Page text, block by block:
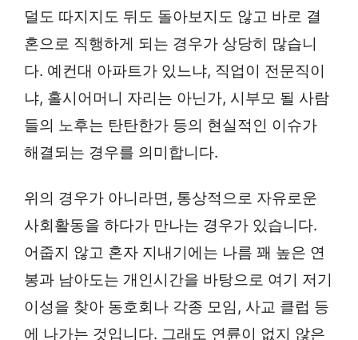
덜도 따지지도 뒤도 돌아보지도 않고 바로 결
혼으로 직행하게 되는 경우가 상당히 많습니
다. 예컨대 아파트가 있느냐, 직업이 전문직이
냐, 홀시어머니 자리는 아닌가, 시부모 될 사람
들의 노후는 탄탄한가 등의 현실적인 이슈가
해결되는 경우를 의미합니다.
위의 경우가 아니라면, 통상적으로 자유로운
사회활동을 하다가 만나는 경우가 있습니다.
어줍지 않고 혼자 지내기에는 나름 꽤 높은 연
봉과 남아도는 개인시간을 바탕으로 여기 저기
이성을 찾아 동호회나 각종 모임, 사교 클럽 등
에 나가는 것입니다. 그래도 연륜이 없지 않은